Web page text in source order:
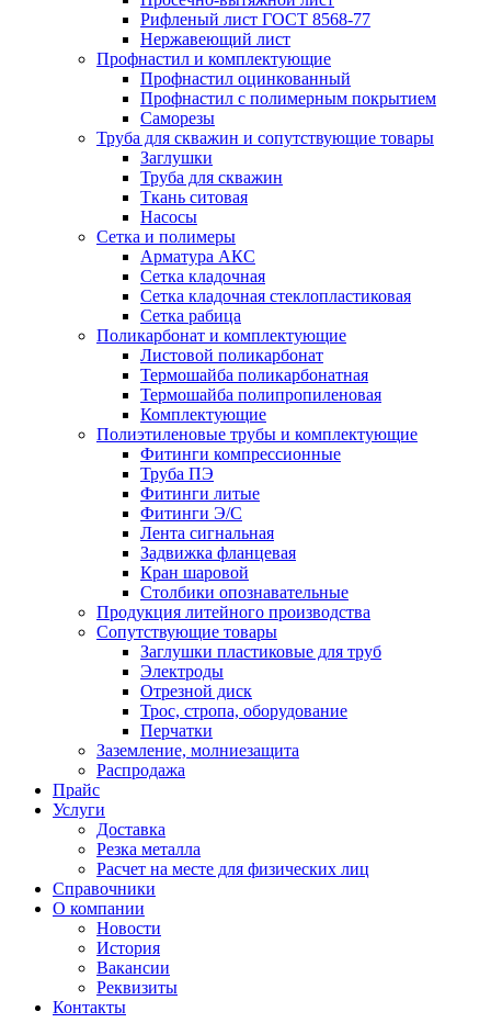
Рифленый лист ГОСТ 8568-77
Нержавеющий лист
Профнастил и комплектующие
Профнастил оцинкованный
Профнастил с полимерным покрытием
Саморезы
Труба для скважин и сопутствующие товары
Заглушки
Труба для скважин
Ткань ситовая
Насосы
Сетка и полимеры
Арматура АКС
Сетка кладочная
Сетка кладочная стеклопластиковая
Сетка рабица
Поликарбонат и комплектующие
Листовой поликарбонат
Термошайба поликарбонатная
Термошайба полипропиленовая
Комплектующие
Полиэтиленовые трубы и комплектующие
Фитинги компрессионные
Труба ПЭ
Фитинги литые
Фитинги Э/С
Лента сигнальная
Задвижка фланцевая
Кран шаровой
Столбики опознавательные
Продукция литейного производства
Сопутствующие товары
Заглушки пластиковые для труб
Электроды
Отрезной диск
Трос, стропа, оборудование
Перчатки
Заземление, молниезащита
Распродажа
Прайс
Услуги
Доставка
Резка металла
Расчет на месте для физических лиц
Справочники
О компании
Новости
История
Вакансии
Реквизиты
Контакты